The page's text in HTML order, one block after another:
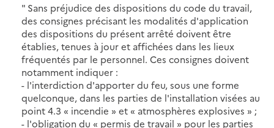
" Sans préjudice des dispositions du code du travail,
des consignes précisant les modalités d'application
des dispositions du présent arrêté doivent être
établies, tenues à jour et affichées dans les lieux
fréquentés par le personnel. Ces consignes doivent
notamment indiquer :
- l'interdiction d'apporter du feu, sous une forme
quelconque, dans les parties de l'installation visées au
point 4.3 « incendie » et « atmosphères explosives » ;
- l'obligation du « permis de travail » pour les parties